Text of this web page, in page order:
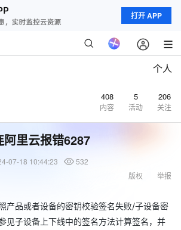
打开 APP
个人
408
内容
5
活动
206
关注
里云报错6287
07-18 10:44:23
532
举报
版权
产品或者设备的密钥校验签名失败/子设备密
见子设备上下线中的签名方法计算签名，并